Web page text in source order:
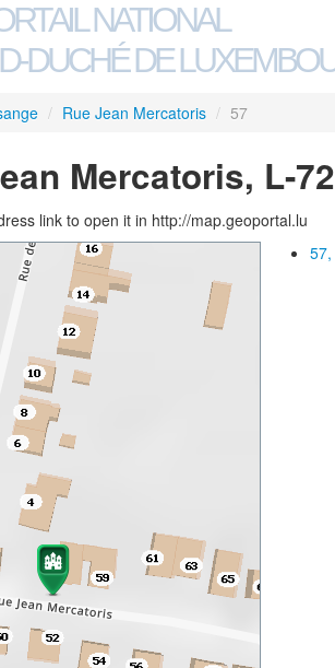
NATIONAL
DUCHÉ DE
/ Rue Jean Mercatoris / 57
Mercatoris, L-
link to open it in http://map.geoportal.lu